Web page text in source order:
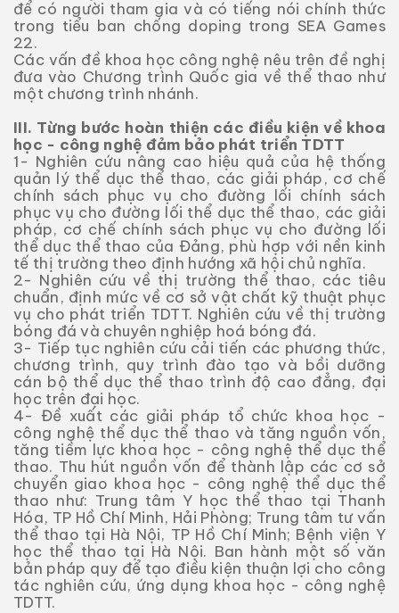
để có người tham gia và có tiếng nói chính thức
trong tiểu ban chống doping trong SEA Games
22.
Các vấn đề khoa học công nghệ nêu trên đề nghị
đưa vào Chương trình Quốc gia về thể thao như
một chương trình nhánh.
III. Từng bước hoàn thiện các điều kiện về khoa
học - công nghệ đảm bảo phát triển TDTT
1- Nghiên cứu nâng cao hiệu quả của hệ thống
quản lý thể dục thể thao, các giải pháp, cơ chế
chính sách phục vụ cho đường lối chính sách
phục vụ cho đường lối thể dục thể thao, các giải
pháp, cơ chế chính sách phục vụ cho đường lối
thể dục thể thao của Đảng, phù hợp với nền kinh
tế thị trường theo định hướng xã hội chủ nghĩa.
2- Nghiên cứu về thị trường thể thao, các tiêu
chuẩn, định mức về cơ sở vật chất kỹ thuật phục
vụ cho phát triển TDTT. Nghiên cứu về thị trường
bóng đá và chuyên nghiệp hoá bóng đá.
3- Tiếp tục nghiên cứu cải tiến các phương thức,
chương trình, quy trình đào tạo và bồi dưỡng
cán bộ thể dục thể thao trình độ cao đẳng, đại
học trên đại học.
4- Đề xuất các giải pháp tổ chức khoa học -
công nghệ thể dục thể thao và tăng nguồn vốn,
tăng tiềm lực khoa học - công nghệ thể dục thể
thao. Thu hút nguồn vốn để thành lập các cơ sở
chuyển giao khoa học - công nghệ thể dục thể
thao như: Trung tâm Y học thể thao tại Thanh
Hóa, TP Hồ Chí Minh, Hải Phòng; Trung tâm tư vấn
thể thao tại Hà Nội, TP Hồ Chí Minh; Bệnh viện Y
học thể thao tại Hà Nội. Ban hành một số văn
bản pháp quy để tạo điều kiện thuận lợi cho công
tác nghiên cứu, ứng dụng khoa học - công nghệ
TDTT.